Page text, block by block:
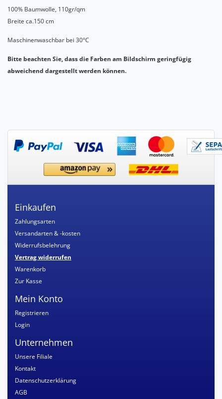
100% Baumwolle, 110gr/qm
Breite ca.150 cm
Maschinenwaschbar bei 30°C
Bitte beachten Sie, dass die Farben am Bildschirm geringfügig
abweichend dargestellt werden können.
Einkaufen
Zahlungsarten
Versandarten & -kosten
Widerrufsbelehrung
Vertrag widerrufen
Warenkorb
Zur Kasse
Mein Konto
Registrieren
Login
Unternehmen
Unsere Filiale
Kontakt
Datenschutzerklärung
AGB